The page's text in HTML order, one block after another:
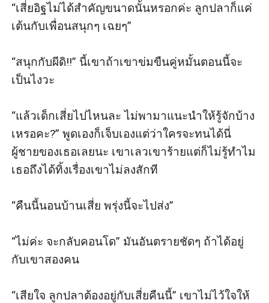
“เสี่ยอิฐไม่ได้สำคัญขนาดนั้นหรอกค่ะ ลูกปลาก็แค่
เต้นกับเพื่อนสนุกๆ เฉยๆ”
“สนุกกับผีดิ!!” นี้เขาถ้าเขาข่มขืนคู่หมั้นตอนนี้จะ
เป็นไงวะ
“แล้วเด็กเสี่ยไปไหนละ ไม่พามาแนะนำให้รู้จักบ้าง
เหรอคะ?” พูดเองก็เจ็บเองแต่ว่าใครจะทนได้นี่
ผู้ชายของเธอเลยนะ เขาเลวเขาร้ายแต่ก็ไม่รู้ทำไม
เธอถึงได้ทิ้งเรื่องเขาไม่ลงสักที
“คืนนี้นอนบ้านเสี่ย พรุ่งนี้จะไปส่ง”
“ไม่ค่ะ จะกลับคอนโด” มันอันตรายชัดๆ ถ้าได้อยู่
กับเขาสองคน
“เสียใจ ลูกปลาต้องอยู่กับเสี่ยคืนนี้” เขาไม่ไว้ใจให้